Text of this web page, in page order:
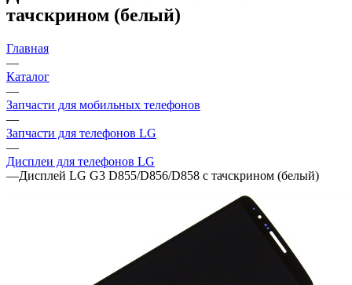
—
Запчасти для мобильных телефонов
Запчасти для телефонов LG
—
Дисплеи для телефонов LG
—